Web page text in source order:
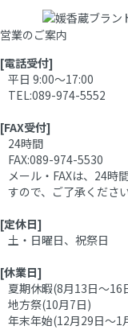
営業のご案内
[電話受付]
平日 9:00～17:00
TEL:089-974-5552
[FAX受付]
24時間
FAX:089-974-5530
メール・FAXは、24時
すので、ご了承ください
[定休日]
土・日曜日、祝祭日
[休業日]
夏期休暇(8月13日～16
地方祭(10月7日)
年末年始(12月29日～1